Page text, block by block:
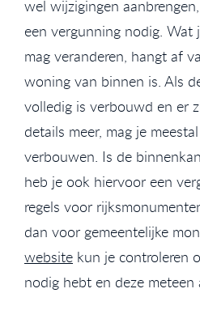
wel wijzigingen
een vergunning nodig. Wat
mag veranderen, hangt af
woning van binnen is. Als
volledig is verbouwd en er
details meer, mag je
verbouwen. Is de
heb je ook hiervoor een
regels voor
dan voor gemeentelijke
website kun je controleren
nodig hebt en deze meteen